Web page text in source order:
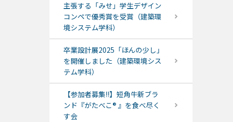
主張する「みせ」学生デザイン
コンペで優秀賞を受賞（建築環
境システム学科）
卒業設計展2025「ほんの少し」
を開催しました（建築環境シス
テム学科）
【参加者募集!!】短角牛新ブラ
ンド『がたべこ® 』を食べ尽く
す会